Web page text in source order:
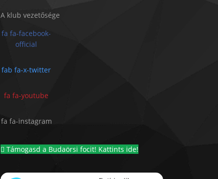
A klub vezetősége
fa fa-facebook-
official
fab fa-x-twitter
fa fa-youtube
fa fa-instagram
Támogasd a Budaörsi focit! Kattints ide!